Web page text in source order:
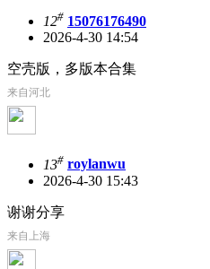
12# 15076176490
2026-4-30 14:54
空壳版，多版本合集
来自河北
13# roylanwu
2026-4-30 15:43
谢谢分享
来自上海